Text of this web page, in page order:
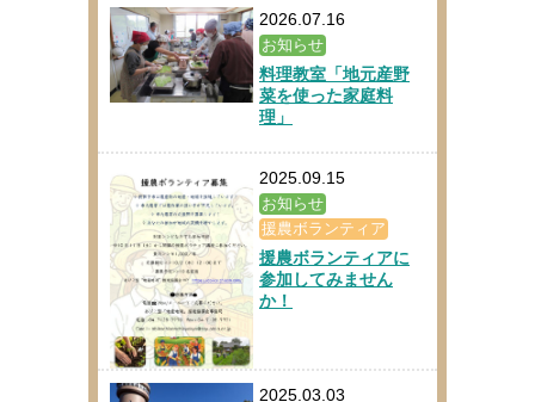
2026.07.16
お知らせ
料理教室「地元産野
菜を使った家庭料
理」
2025.09.15
お知らせ
援農ボランティア
援農ボランティアに
参加してみません
か！
2025.03.03